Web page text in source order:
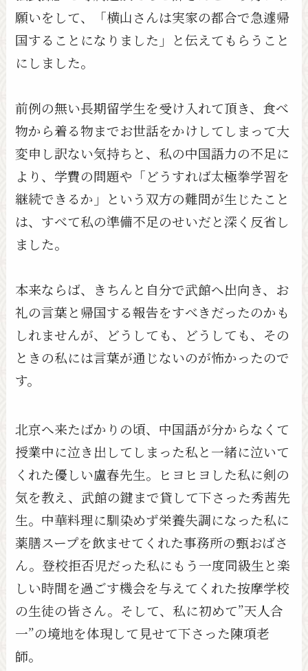
願いをして、「横山さんは実家の都合で急遽帰
国することになりました」と伝えてもらうこと
にしました。
前例の無い長期留学生を受け入れて頂き、食べ
物から着る物までお世話をかけしてしまって大
変申し訳ない気持ちと、私の中国語力の不足に
より、学費の問題や「どうすれば太極拳学習を
継続できるか」という双方の難問が生じたこと
は、すべて私の準備不足のせいだと深く反省し
ました。
本来ならば、きちんと自分で武館へ出向き、お
礼の言葉と帰国する報告をすべきだったのかも
しれませんが、どうしても、どうしても、その
ときの私には言葉が通じないのが怖かったので
す。
北京へ来たばかりの頃、中国語が分からなくて
授業中に泣き出してしまった私と一緒に泣いて
くれた優しい盧春先生。ヒヨヒヨした私に剣の
気を教え、武館の鍵まで貸して下さった秀茜先
生。中華料理に馴染めず栄養失調になった私に
薬膳スープを飲ませてくれた事務所の甄おばさ
ん。登校拒否児だった私にもう一度同級生と楽
しい時間を過ごす機会を与えてくれた按摩学校
の生徒の皆さん。そして、私に初めて”天人合
一”の境地を体現して見せて下さった陳項老
師。